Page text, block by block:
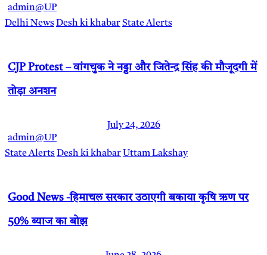
admin@UP
Delhi NewsDesh ki khabarState Alerts
CJP Protest – वांगचुक ने नड्डा और जितेन्द्र सिंह की मौजूदगी में
तोड़ा अनशन
July 24, 2026
admin@UP
State AlertsDesh ki khabar Uttam Lakshay
Good News -हिमाचल सरकार उठाएगी बकाया कृषि ऋण पर
50% ब्याज का बोझ